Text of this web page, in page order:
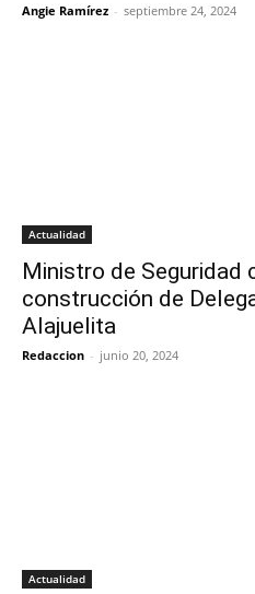
Angie Ramírez - septiembre 24, 2024
Actualidad
Ministro de Seguridad
construcción de
Alajuelita
Redaccion - junio 20, 2024
Actualidad